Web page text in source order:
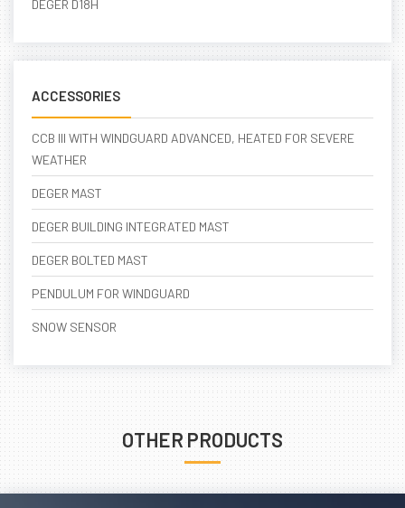
DEGER D18H
ACCESSORIES
CCB III WITH WINDGUARD ADVANCED, HEATED FOR SEVERE
WEATHER
DEGER MAST
DEGER BUILDING INTEGRATED MAST
DEGER BOLTED MAST
PENDULUM FOR WINDGUARD
SNOW SENSOR
OTHER PRODUCTS